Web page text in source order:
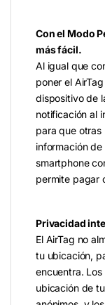
Con el Modo
más fácil.
Al igual que
poner el
dispositivo de
notificación al
para que
información
smartphone
permite pagar
Privacidad
El AirTag no
tu ubicación,
encuentra.
ubicación de